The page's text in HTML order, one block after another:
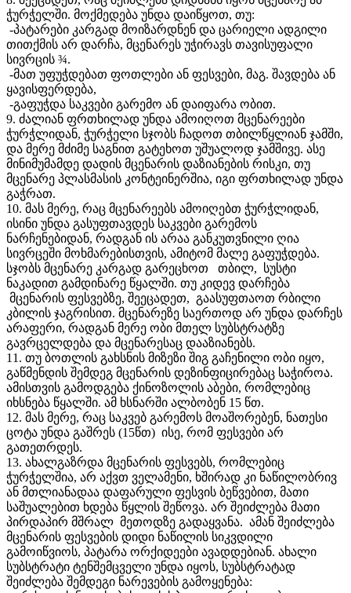
ჭურჭელში. მოქმედება უნდა დაიწყოთ, თუ:
-პატარები კარგად მოიზარდნენ და ცარიელი ადგილი
თითქმის არ დარჩა, მცენარეს უჭირავს თავისუფალი
სივრცის ¾.
-მათ უფუჭდებათ ფოთლები ან ფესვები, მაგ. შავდება ან
ყავისფერდება,
-გაფუჭდა საკვები გარემო ან დაიფარა ობით.
9. ძალიან ფრთხილად უნდა ამოიღოთ მცენარეები
ჭურჭლიდან, ჭურჭელი სჯობს ჩადოთ თბილწყლიან ჯამში,
და მერე მძიმე საგნით გატეხოთ უშუალოდ ჯამშივე. ასე
მინიმუმამდე დადის მცენარის დაზიანების რისკი, თუ
მცენარე პლასმასის კონტეინერშია, იგი ფრთხილად უნდა
გაჭრათ.
10. მას მერე, რაც მცენარეებს ამოიღებთ ჭურჭლიდან,
ისინი უნდა გასუფთავდეს საკვები გარემოს
ნარჩენებიდან, რადგან ის არაა განკუთვნილი ღია
სივრცეში მოხმარებისთვის, ამიტომ მალე გაფუჭდება.
სჯობს მცენარე კარგად გარეცხოთ თბილ, სუსტი
ნაკადით გამდინარე წყალში. თუ კიდევ დარჩება
მცენარის ფესვებზე, შეეცადეთ, გაასუფთაოთ რბილი
კბილის ჯაგრისით. მცენარეზე საერთოდ არ უნდა დარჩეს
არაფერი, რადგან მერე ობი მთელ სუბსტრატზე
გავრცელდება და მცენარესაც დააზიანებს.
11. თუ ბოთლის გახსნის მიზეზი შიგ გაჩენილი ობი იყო,
გაწმენდის შემდეგ მცენარის დეზინფიცირებაც საჭიროა.
ამისთვის გამოდგება ქინოზოლის აბები, რომლებიც
იხსნება წყალში. ამ ხსნარში ალბობენ 15 წთ.
12. მას მერე, რაც საკვებ გარემოს მოაშორებენ, ნათესი
ცოტა უნდა გაშრეს (15წთ) ისე, რომ ფესვები არ
გათეთრდეს.
13. ახალგაზრდა მცენარის ფესვებს, რომლებიც
ჭურჭელშია, არ აქვთ ველამენი, ხშირად კი ნაწილობრივ
ან მთლიანადაა დაფარული ფესვის ბეწვებით, მათი
საშუალებით ხდება წყლის შეწოვა. არ შეიძლება მათი
პირდაპირ მშრალ მეთოდზე გადაყვანა. ამან შეიძლება
მცენარის ფესვების დიდი ნაწილის სიკვდილი
გამოიწვიოს, პატარა ორქიდეები ავადდებიან. ახალი
სუბსტრატი ტენშემცველი უნდა იყოს, სუბსტრატად
შეიძლება შემდეგი ნარევების გამოყენება: